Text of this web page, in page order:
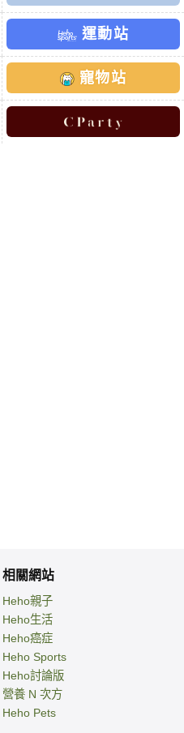
運動站
寵物站
相關網站
Heho親子
Heho生活
Heho癌症
Heho Sports
Heho討論版
營養 N 次方
Heho Pets